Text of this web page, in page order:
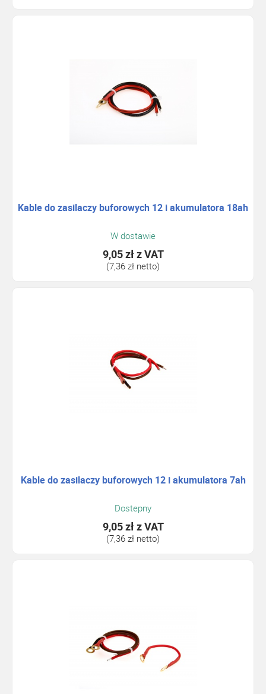
Kable do zasilaczy buforowych 12 i akumulatora 18ah
W dostawie
9,05 złz VAT
(7,36 zł netto)
Kable do zasilaczy buforowych 12 i akumulatora 7ah
Dostepny
9,05 złz VAT
(7,36 zł netto)